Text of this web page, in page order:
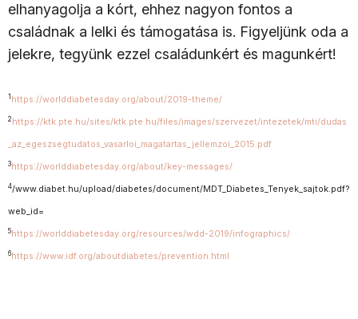
elhanyagolja a kórt, ehhez nagyon fontos a
családnak a lelki és támogatása is. Figyeljünk oda a
jelekre, tegyünk ezzel családunkért és magunkért!
1 https://worlddiabetesday.org/about/2019-theme/
2 https://ktk.pte.hu/sites/ktk.pte.hu/files/images/szervezet/intezetek/mti/dudas
_az_egeszsegtudatos_vasarloi_magatartas_jellemzoi_2015.pdf
3https://worlddiabetesday.org/about/key-messages/
4/www.diabet.hu/upload/diabetes/document/MDT_Diabetes_Tenyek_sajtok.pdf?
web_id=
5https://worlddiabetesday.org/resources/wdd-2019/infographics/
6https://www.idf.org/aboutdiabetes/prevention.html